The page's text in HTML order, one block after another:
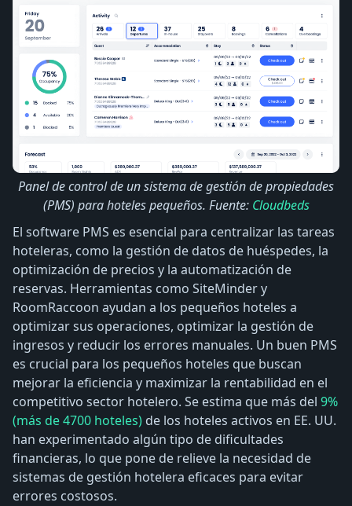
Panel de control de un sistema de gestión de propiedades
(PMS) para hoteles pequeños. Fuente: Cloudbeds
El software PMS es esencial para centralizar las tareas
hoteleras, como la gestión de datos de huéspedes, la
optimización de precios y la automatización de
reservas. Herramientas como SiteMinder y
RoomRaccoon ayudan a los pequeños hoteles a
optimizar sus operaciones, optimizar la gestión de
ingresos y reducir los errores manuales. Un buen PMS
es crucial para los pequeños hoteles que buscan
mejorar la eficiencia y maximizar la rentabilidad en el
competitivo sector hotelero. Se estima que más del 9%
(más de 4700 hoteles) de los hoteles activos en EE. UU.
han experimentado algún tipo de dificultades
financieras, lo que pone de relieve la necesidad de
sistemas de gestión hotelera eficaces para evitar
errores costosos.